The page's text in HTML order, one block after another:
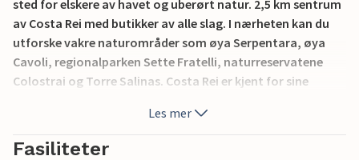
sted for elskere av havet og uberørt natur. 2,5 km sentrum
av Costa Rei med butikker av alle slag. I nærheten kan du
utforske vakre naturområder som øya Serpentara, øya
Cavoli, regionalparken Sette Fratelli, naturreservatene
Colostrai og Torre Salinas. Costa Rei er kjent for sine
eller bautasteinen i Cuili Piras. 20 km Villasimius, 65 km
Cagliari. Hvis du ankommer etter kl. 20.00, er det en ekstra
Les mer
Fasiliteter